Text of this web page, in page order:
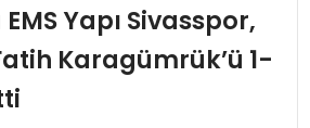
Yapı Sivasspor,
Karagümrük’ü 1-